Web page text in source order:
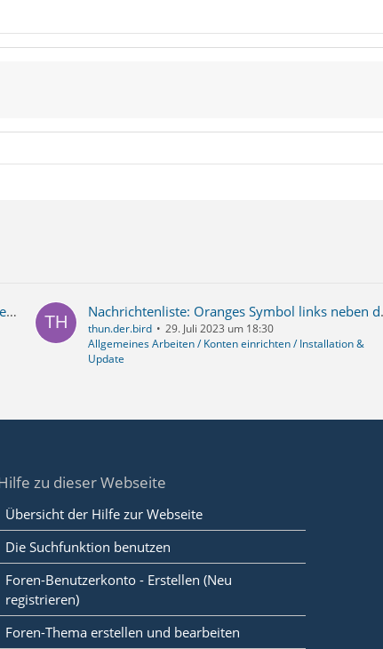
Emails in Themenbäumen - neue Emails nicht erkenntlich
thun.der.bird
29. Juli 2023 um 18:30
Allgemeines Arbeiten / Konten einrichten / Installation &
Update
zu dieser Webseite
Übersicht der Hilfe zur Webseite
Die Suchfunktion benutzen
Foren-Benutzerkonto - Erstellen (Neu
registrieren)
Foren-Thema erstellen und bearbeiten